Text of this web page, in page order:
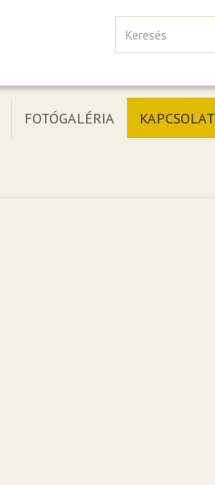
FOTÓGALÉRIA KAPCSOLAT